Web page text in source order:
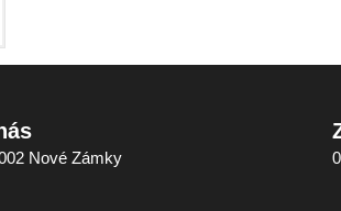
Nové Zámky